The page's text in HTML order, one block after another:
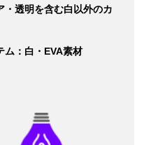
・透明を含む白以外のカ
ム：白・EVA素材